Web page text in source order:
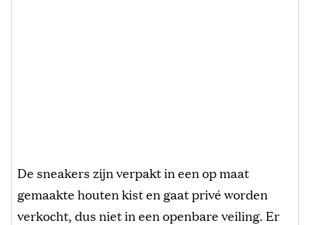
De sneakers zijn verpakt in een op maat
gemaakte houten kist en gaat privé worden
verkocht, dus niet in een openbare veiling. Er